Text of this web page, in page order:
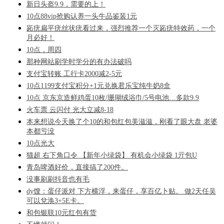
新日头盔9.9，需要的上！
10点88vip抢购认养一头牛品鉴装1元
跖疣扁平疣丝状疣看过来，强烈推荐一个灭跖疣特效药，一个
月必好！
10点，周四
那种网站刷学时学分的有办法破吗
支付宝转账 工行卡2000减2-5元
10点1199支付宝积分+1元兑换君乐宝纯牛奶8盒
10点 京东京造鲜鸡蛋10枚/珊瑚绒浴巾/5号电池…多款9.9
火车票 云闪付 光大立减8-18
本来想说今天换了个10的和包红包美滋滋，刚看了眼大盘 老婆
本都亏没
10点光大
猫超 右下角口令 【新年小绿袋】 有机会小绿袋 1亓包U
青岛啤酒好价，直接搞了200件。
没事刷刷抖音也有毛
dy馊：蛋仔派对 下方横浮，来蛋仔，享百亿卜贴。 做2天任吴
可以兌涣3+5E卡。
和包银联10元红包有货